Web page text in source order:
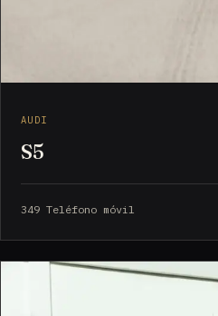
AUDI
S5
349 Teléfono móvil